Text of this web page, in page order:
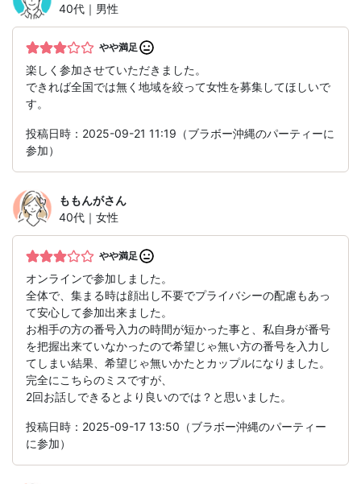
40代｜男性
やや満足
楽しく参加させていただきました。
できれば全国では無く地域を絞って女性を募集してほしいで
す。
投稿日時：2025-09-21 11:19（ブラボー沖縄のパーティーに
参加）
ももんがさん
40代｜女性
やや満足
オンラインで参加しました。
全体で、集まる時は顔出し不要でプライバシーの配慮もあっ
て安心して参加出来ました。
お相手の方の番号入力の時間が短かった事と、私自身が番号
を把握出来ていなかったので希望じゃ無い方の番号を入力し
てしまい結果、希望じゃ無いかたとカップルになりました。
完全にこちらのミスですが、
2回お話しできるとより良いのでは？と思いました。
投稿日時：2025-09-17 13:50（ブラボー沖縄のパーティー
に参加）